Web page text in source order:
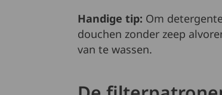
Handige tip: Om
douchen zonder zeep
van te wassen.